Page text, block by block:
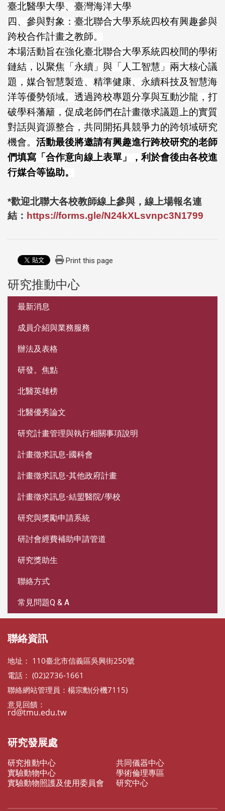
臺北醫學大學、臺灣海洋大學
四、參與對象：臺北聯合大學系統四校有興趣參與
跨校合作計畫之教師。
本場活動旨在強化臺北聯合大學系統四校間的學術
鏈結，以聚焦「永續」與「人工智慧」兩大核心議
題，媒合智慧製造、精準健康、永續科技及智慧海
洋等優勢領域。透過跨校專題分享與互動沙龍，打
破學科藩籬，促成老師們在計畫徵求議題上的實質
對話與資源整合，共同開拓具競爭力的跨領域研究
機會。 活動最後將邀請有興趣進行跨校研究的老師
們填寫「合作意向線上表單」，利於會後由各校進
行媒合等協助。
*歡迎北聯大各校教師線上參與，線上場報名連
結： https://forms.gle/N24kXLsvnpc3N1799
Print this page
研究推動中心
最新消息
成員介紹與業務服務
辦法及表格
研發。焦點
北醫英雄榜
北醫優秀論文
研究計畫管理與執行相關事項說明
計畫徵求訊息-國科會
計畫徵求訊息-其他政府計畫
計畫徵求訊息-結盟醫院/學校
研究與獎勵申請系統
研討會經費補助申請管道
研究獎助生
聯絡方式
常見問題Q & A
聯絡資訊
地址： 110臺北市信義區吳興街250號
電話： (02)2736-1661
聯絡網站管理員：楊宗勳(分機7115)
意見回饋：
rd@tmu.edu.tw
研究發展處
研究推動中心
共同儀器中心
實驗動物中心
學術倫理專區
實驗動物照護及使用委員會
研究中心